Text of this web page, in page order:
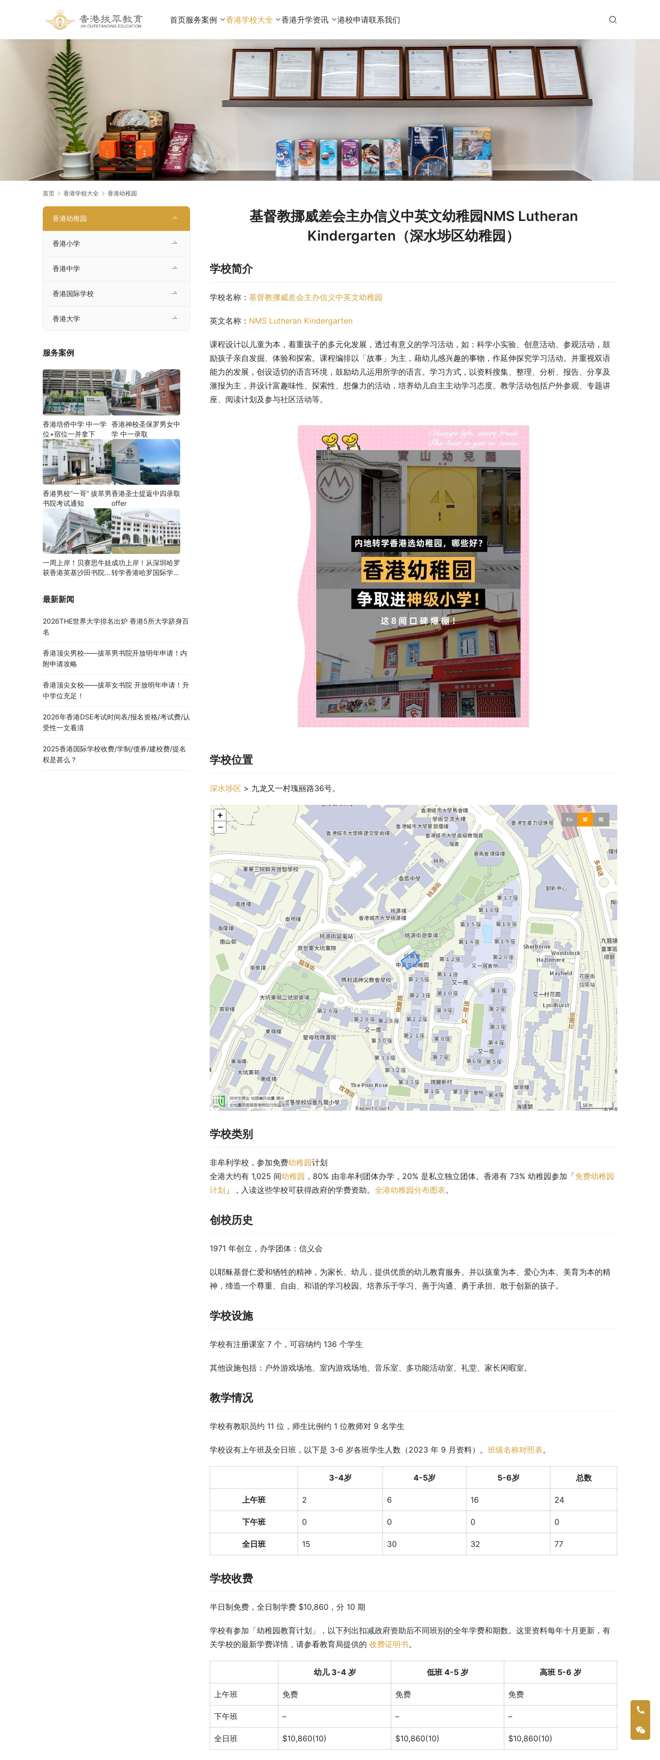
首页服务案例 香港学校大全 香港升学资讯 港校申请联系我们
首页 香港学校大全 香港幼稚园
基督教挪威差会主办信义中英文幼稚园NMS Lutheran
Kindergarten（深水埗区幼稚园）
学校简介
学校名称： 基督教挪威差会主办信义中英文幼稚园
英文名称： NMS Lutheran Kindergarten
课程设计以儿童为本，着重孩子的多元化发展，透过有意义的学习活动，如：科学小实验、创意活动、参观活动，鼓
励孩子亲自发掘、体验和探索。课程编排以「故事」为主，藉幼儿感兴趣的事物，作延伸探究学习活动。并重视双语
能力的发展，创设适切的语言环境，鼓励幼儿运用所学的语言。学习方式，以资料搜集、整理、分析、报告、分享及
滙报为主，并设计富趣味性、探索性、想像力的活动，培养幼儿自主主动学习态度。教学活动包括户外参观、专题讲
座、阅读计划及参与社区活动等。
学校位置
深水埗区 > 九龙又一村瑰丽路36号。
学校类别
非牟利学校，参加免费幼稚园计划
全港大约有 1,025 间幼稚园 ，80% 由非牟利团体办学，20% 是私立独立团体。香港有 73% 幼稚园参加「免费幼稚园
计划 」，入读这些学校可获得政府的学费资助。 全港幼稚园分布图表。
创校历史
1971 年创立，办学团体：信义会
以耶稣基督仁爱和牺牲的精神，为家长、幼儿，提供优质的幼儿教育服务。并以孩童为本、爱心为本、美育为本的精
神，缔造一个尊重、自由、和谐的学习校园。培养乐于学习、善于沟通、勇于承担、敢于创新的孩子。
学校设施
学校有注册课室 7 个，可容纳约 136 个学生
其他设施包括：户外游戏场地、室内游戏场地、音乐室、多功能活动室、礼堂、家长闲暇室。
教学情况
学校有教职员约 11 位，师生比例约 1 位教师对 9 名学生
学校设有上午班及全日班，以下是 3-6 岁各班学生人数（2023 年 9 月资料）。 班级名称对照表。
3-4岁 4-5岁 5-6岁 总数
上午班 2 6 16 24
下午班 0 0 0 0
全日班 15 30 32 77
学校收费
半日制免费，全日制学费 $10,860，分 10 期
学校有参加「幼稚园教育计划」，以下列出扣减政府资助后不同班别的全年学费和期数。这里资料每年十月更新，有
关学校的最新学费详情，请参看教育局提供的 收费证明书。
幼儿 3-4 岁 低班 4-5 岁 高班 5-6 岁
上午班 免费 免费 免费
下午班 – – –
全日班 $10,860(10) $10,860(10) $10,860(10)
香港幼稚园
香港小学
香港中学
香港国际学校
香港大学
服务案例
香港培侨中学 中一学
位+宿位一并拿下
香港神校圣保罗男女中
学 中一录取
香港男校“一哥” 拔萃男
书院考试通知
香港圣士提返中四录取
offer
一周上岸！贝赛思牛娃
获香港英基沙田书院录
成功上岸！从深圳哈罗
转学香港哈罗国际学
最新新闻
2026THE世界大学排名出炉 香港5所大学跻身百
名
香港顶尖男校——拔萃男书院开放明年申请！内
附申请攻略
香港顶尖女校——拔萃女书院 开放明年申请！升
中学位充足！
2026年香港DSE考试时间表/报名资格/考试费/认
受性一文看清
2025香港国际学校收费/学制/债券/建校费/提名
权是甚么？